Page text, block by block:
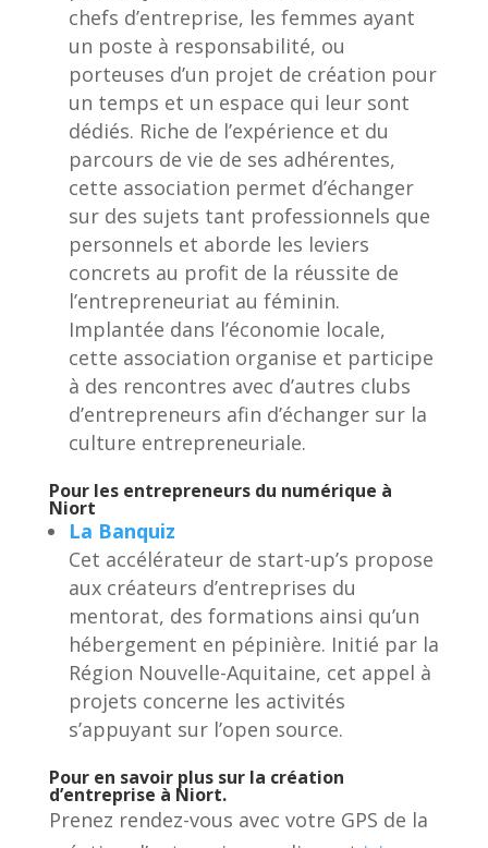
chefs d’entreprise, les femmes ayant
un poste à responsabilité, ou
porteuses d’un projet de création pour
un temps et un espace qui leur sont
dédiés. Riche de l’expérience et du
parcours de vie de ses adhérentes,
cette association permet d’échanger
sur des sujets tant professionnels que
personnels et aborde les leviers
concrets au profit de la réussite de
l’entrepreneuriat au féminin.
Implantée dans l’économie locale,
cette association organise et participe
à des rencontres avec d’autres clubs
d’entrepreneurs afin d’échanger sur la
culture entrepreneuriale.
Pour les entrepreneurs du numérique à
Niort
La Banquiz
Cet accélérateur de start-up’s propose
aux créateurs d’entreprises du
mentorat, des formations ainsi qu’un
hébergement en pépinière. Initié par la
Région Nouvelle-Aquitaine, cet appel à
projets concerne les activités
s’appuyant sur l’open source.
Pour en savoir plus sur la création
d’entreprise à Niort.
Prenez rendez-vous avec votre GPS de la